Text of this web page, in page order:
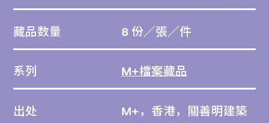
藏品数量 8 份／張／件
系列 M+檔案藏品
出处
M+，香港，關善明建築